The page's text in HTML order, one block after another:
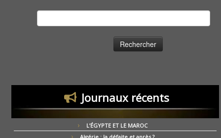
Journaux récents
L’ÉGYPTE ET LE MAROC